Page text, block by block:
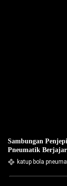
Sambungan
Pneumatik
katup bola